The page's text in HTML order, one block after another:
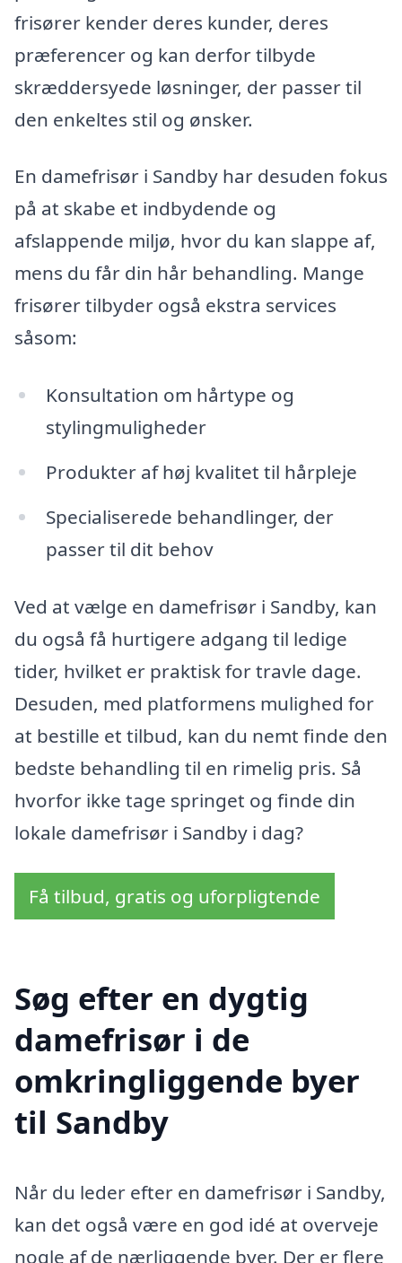
frisører kender deres kunder, deres
præferencer og kan derfor tilbyde
skræddersyede løsninger, der passer til
den enkeltes stil og ønsker.
En damefrisør i Sandby har desuden fokus
på at skabe et indbydende og
afslappende miljø, hvor du kan slappe af,
mens du får din hår behandling. Mange
frisører tilbyder også ekstra services
såsom:
Konsultation om hårtype og
stylingmuligheder
Produkter af høj kvalitet til hårpleje
Specialiserede behandlinger, der
passer til dit behov
Ved at vælge en damefrisør i Sandby, kan
du også få hurtigere adgang til ledige
tider, hvilket er praktisk for travle dage.
Desuden, med platformens mulighed for
at bestille et tilbud, kan du nemt finde den
bedste behandling til en rimelig pris. Så
hvorfor ikke tage springet og finde din
lokale damefrisør i Sandby i dag?
Få tilbud, gratis og uforpligtende
Søg efter en dygtig
damefrisør i de
omkringliggende byer
til Sandby
Når du leder efter en damefrisør i Sandby,
kan det også være en god idé at overveje
nogle af de nærliggende byer. Der er flere